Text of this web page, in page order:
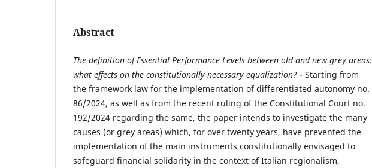
Abstract
The definition of Essential Performance Levels between old and new grey areas:
what effects on the constitutionally necessary equalization? - Starting from
the framework law for the implementation of differentiated autonomy no.
86/2024, as well as from the recent ruling of the Constitutional Court no.
192/2024 regarding the same, the paper intends to investigate the many
causes (or grey areas) which, for over twenty years, have prevented the
implementation of the main instruments constitutionally envisaged to
safeguard financial solidarity in the context of Italian regionalism,